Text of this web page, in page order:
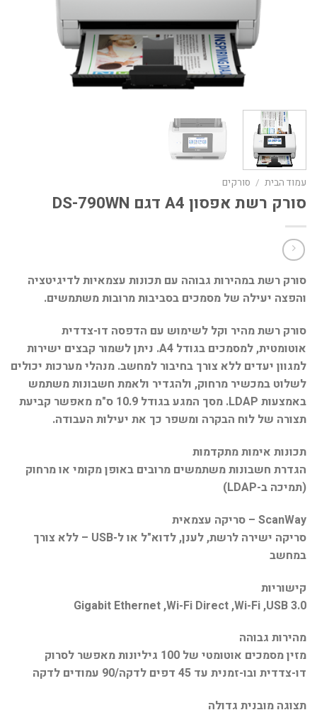
עמוד הבית / סורקים
סורק רשת אפסון A4 דגם DS-790WN
סורק רשת במהירות גבוהה עם תכונות עצמאיות לדיגיטציה
והפצה יעילה של מסמכים בסביבות מרובות משתמשים.
סורק רשת מהיר וקל לשימוש עם הדפסה דו-צדדית
אוטומטית, למסמכים בגודל A4. ניתן לשמור קבצים ישירות
למגוון יעדים ללא צורך בחיבור למחשב. מנהלי מערכות יכולים
לשלוט במכשיר מרחוק, ולהגדיר ולאמת חשבונות משתמש
באמצעות LDAP. מסך המגע בגודל 10.9 ס"מ מאפשר קביעת
תצורה של לוח הבקרה ומשפר כך את יעילות העבודה.
תכונות אימות מתקדמות
הגדרת חשבונות משתמשים מרובים באופן מקומי או מרחוק
(תמיכה ב-LDAP)
ScanWay – סריקה עצמאית
סריקה ישירה לרשת, לענן, לדוא"ל או ל-USB – ללא צורך
במחשב
קישוריות
USB 3.0,‏ Wi-Fi,‏ Wi-Fi Direct,‏ Gigabit Ethernet
מהירות גבוהה
מזין מסמכים אוטומטי של 100 גיליונות מאפשר לסרוק
דו-צדדית ובו-זמנית עד 45 דפים לדקה/90 עמודים לדקה
תצוגה מובנית גדולה